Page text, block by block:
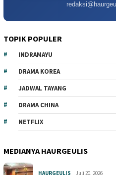
TOPIK POPULER
INDRAMAYU
DRAMA KOREA
JADWAL TAYANG
DRAMA CHINA
NETFLIX
MEDIANYA HAURGEULIS
HAURGEULIS Juli 20, 2026